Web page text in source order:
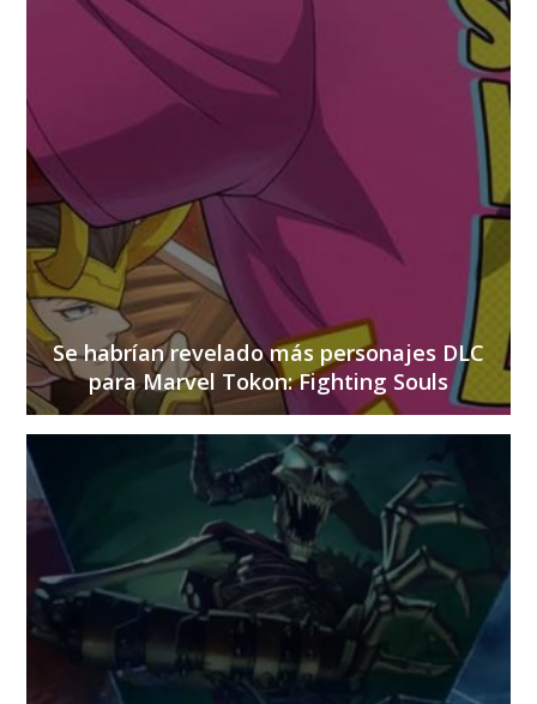
Se habrían revelado más personajes DLC
para Marvel Tokon: Fighting Souls